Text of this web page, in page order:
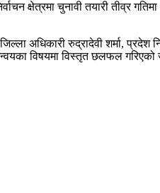
क्षेत्रमा चुनावी तयारी तीव्र
अधिकारी रुद्रादेवी शर्मा, प्रदेश
विषयमा विस्तृत छलफल गरिएको